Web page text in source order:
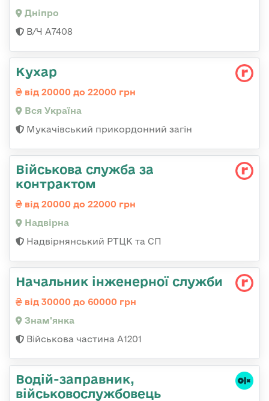
Дніпро
В/Ч А7408
Кухар
від 20000 до 22000 грн
Вся Україна
Мукачівський прикордонний загін
Військова служба за
контрактом
від 20000 до 22000 грн
Надвірна
Надвірнянський РТЦК та СП
Начальник інженерної служби
від 30000 до 60000 грн
Знам'янка
Військова частина А1201
Водій-заправник,
військовослужбовець